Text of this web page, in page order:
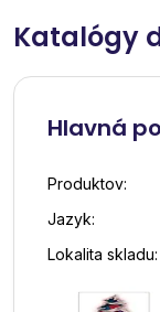
Katalógy
Hlavná
Produktov:
Jazyk:
Lokalita skladu: